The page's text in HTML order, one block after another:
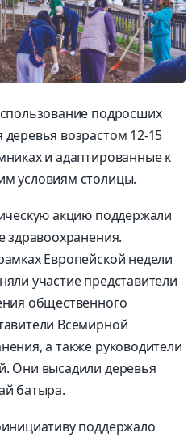
подросших
возрастом 12-15
и адаптированные к
условиям столицы.
акцию поддержали
здравоохранения.
Европейской недели
участие представители
общественного
Всемирной
а также руководители
Они высадили деревья
батыра.
поддержало